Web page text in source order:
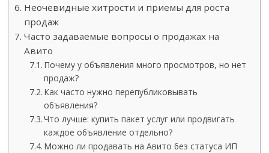
Неочевидные хитрости и приемы для роста
продаж
Часто задаваемые вопросы о продажах на
Авито
Почему у объявления много просмотров, но нет
продаж?
Как часто нужно перепубликовывать
объявления?
Что лучше: купить пакет услуг или продвигать
каждое объявление отдельно?
Можно ли продавать на Авито без статуса ИП